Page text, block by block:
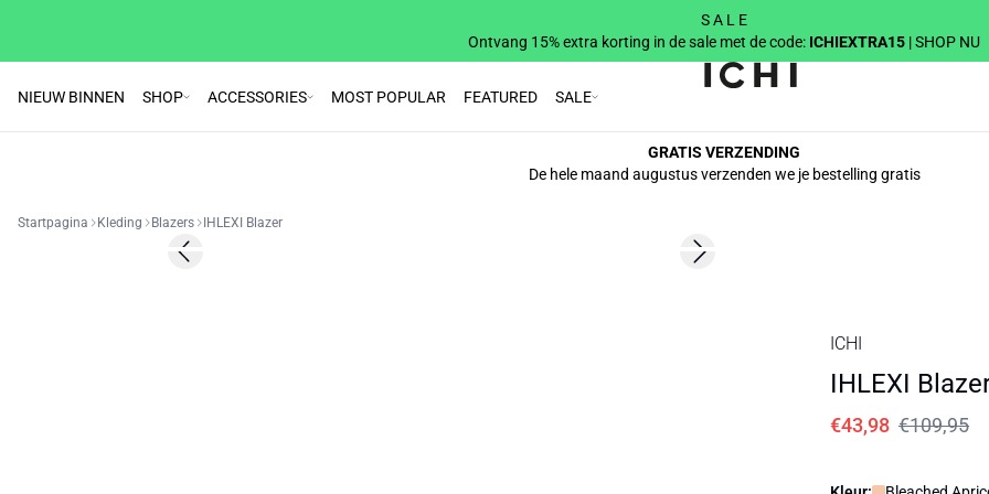
S A L E
Ontvang 15% extra korting in de sale met de code: ICHIEXTRA15 | SHOP NU
NIEUW BINNEN SHOP ACCESSORIES MOST POPULAR FEATURED SALE
GRATIS VERZENDING
De hele maand augustus verzenden we je bestelling gratis
Startpagina Kleding Blazers IHLEXI Blazer
SALE | 60%
Previous slide Next slide
ICHI
IHLEXI
€43,98 €109,95